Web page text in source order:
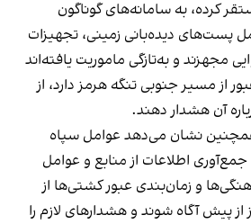
کرده، به سامانه‌های گوناگون
پست‌های دیده‌بانی زمینی، تجهیزات
مجهزند و به‌تازگی ماموریت یافته‌اند
از مسیر جنوبی تنگه هرمز دارد، از
آن هشدار دهند.
نشان می‌دهد عوامل سپاه
اطلاعات از منابع و عوامل
و زمان‌بندی عبور کشتی‌ها از
پیش آگاه شوند و هشدارهای لازم را